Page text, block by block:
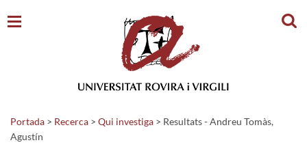
Portada > Recerca > Qui investiga > Resultats - Andreu Tomàs,
Agustín